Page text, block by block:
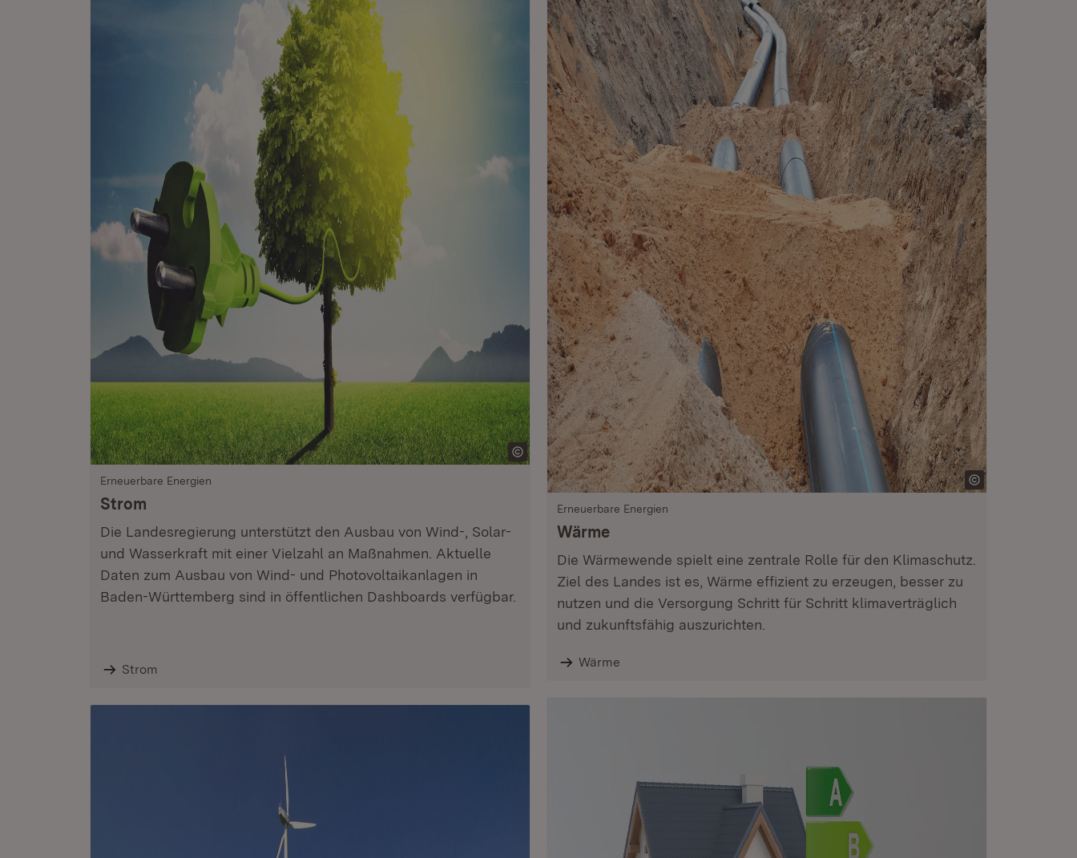
Erneuerbare Energien
Strom
Die Landesregierung unterstützt den Ausbau von Wind-, Solar-
und Wasserkraft mit einer Vielzahl an Maßnahmen. Aktuelle
Daten zum Ausbau von Wind- und Photovoltaikanlagen in
Baden-Württemberg sind in öffentlichen Dashboards verfügbar.
Strom
Erneuerbare Energien
Wärme
Die Wärmewende spielt eine zentrale Rolle für den Klimaschutz.
Ziel des Landes ist es, Wärme effizient zu erzeugen, besser zu
nutzen und die Versorgung Schritt für Schritt klimaverträglich
und zukunftsfähig auszurichten.
Wärme